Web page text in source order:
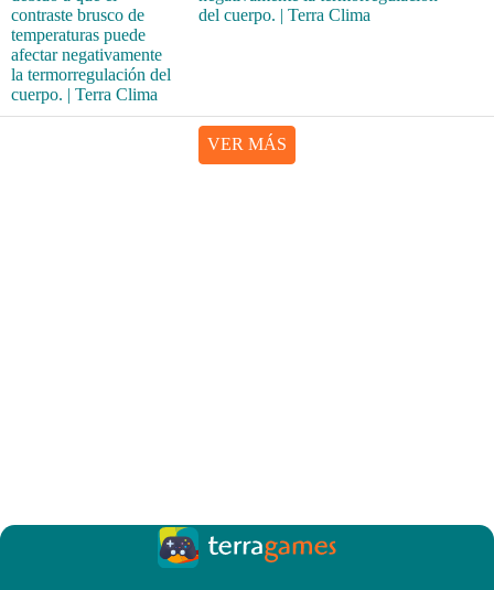
del cuerpo. | Terra Clima
VER MÁS